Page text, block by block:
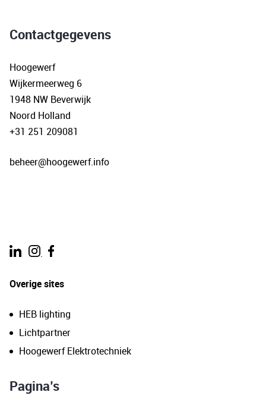
Contactgegevens
Hoogewerf
Wijkermeerweg 6
1948 NW Beverwijk
Noord Holland
+31 251 209081
beheer@hoogewerf.info
.
Overige sites
HEB lighting
Lichtpartner
Hoogewerf Elektrotechniek
Pagina’s